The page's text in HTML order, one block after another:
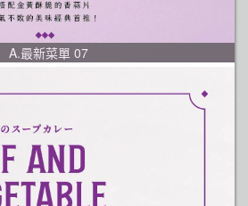
A.最新菜單 07